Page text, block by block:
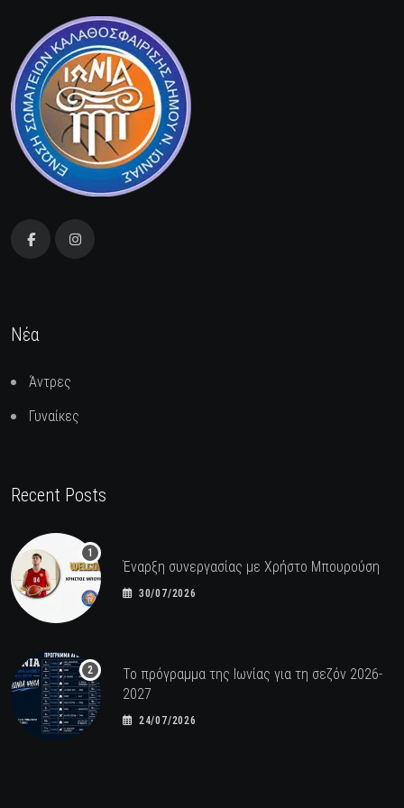
Νέα
Άντρες
Γυναίκες
Recent Posts
Έναρξη συνεργασίας με Χρήστο Μπουρούση
30/07/2026
Το πρόγραμμα της Ιωνίας για τη σεζόν 2026-
2027
24/07/2026